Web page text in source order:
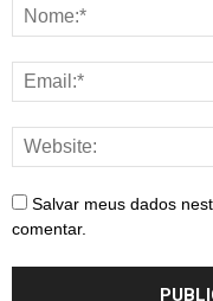
Salvar meus dados
comentar.